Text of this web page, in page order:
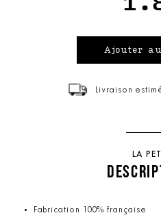
Livraison
LA
Fabrication 100% française